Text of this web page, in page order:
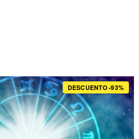
DESCUENTO -93%